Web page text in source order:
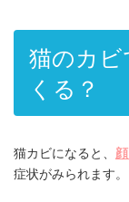
猫のカビ
くる？
猫カビになると、
症状がみられます。